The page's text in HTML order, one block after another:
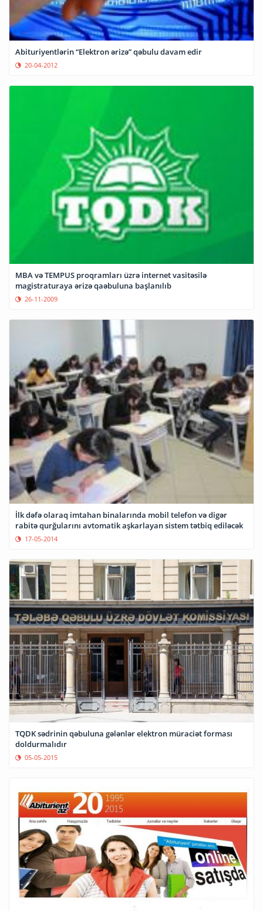
Abituriyentlərin “Elektron ərizə” qəbulu davam edir
20-04-2012
MBA və TEMPUS proqramları üzrə internet vasitəsilə
magistraturaya ərizə qaəbuluna başlanılıb
26-11-2009
İlk dəfə olaraq imtahan binalarında mobil telefon və digər
rabitə qurğularını avtomatik aşkarlayan sistem tətbiq ediləcək
17-05-2014
TQDK sədrinin qəbuluna gələnlər elektron müraciət forması
doldurmalıdır
05-05-2015